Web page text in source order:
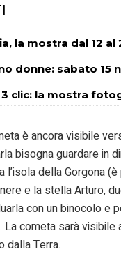
la mostra dal 12
donne: sabato 15
clic: la mostra
è ancora visibile
bisogna guardare in
della Gorgona
e la stella Arturo,
con un binocolo e
cometa sarà
dalla Terra.